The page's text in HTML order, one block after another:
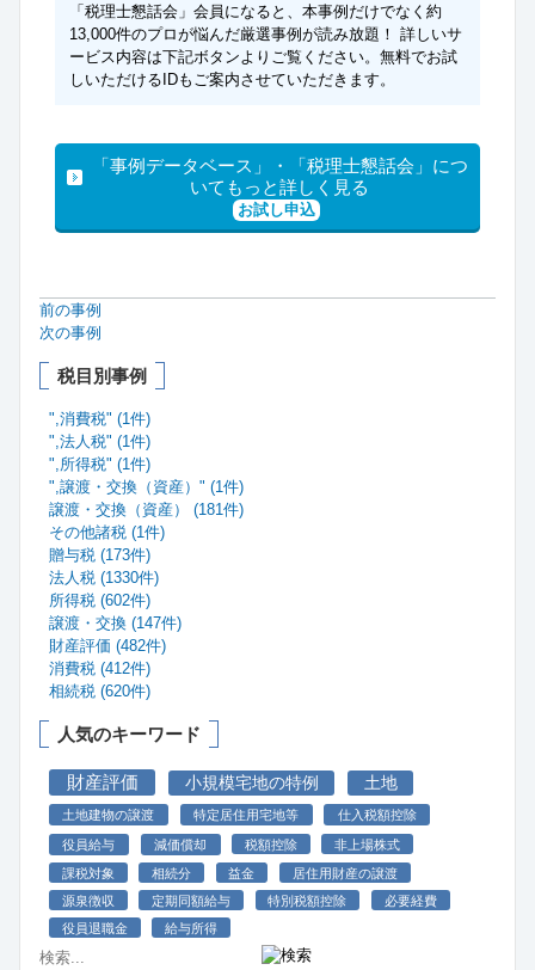
「税理士懇話会」会員になると、本事例だけでなく約
13,000件のプロが悩んだ厳選事例が読み放題！ 詳しいサ
ービス内容は下記ボタンよりご覧ください。無料でお試
しいただけるIDもご案内させていただきます。
「事例データベース」・「税理士懇話会」につ
いてもっと詳しく見る
お試し申込
前の事例
次の事例
税目別事例
",消費税" (1件)
",法人税" (1件)
",所得税" (1件)
",譲渡・交換（資産）" (1件)
譲渡・交換（資産） (181件)
その他諸税 (1件)
贈与税 (173件)
法人税 (1330件)
所得税 (602件)
譲渡・交換 (147件)
財産評価 (482件)
消費税 (412件)
相続税 (620件)
人気のキーワード
財産評価 小規模宅地の特例 土地
土地建物の譲渡 特定居住用宅地等 仕入税額控除
役員給与 減価償却 税額控除
非上場株式
課税対象
相続分 益金
居住用財産の譲渡
源泉徴収
定期同額給与 特別税額控除
必要経費
役員退職金
給与所得